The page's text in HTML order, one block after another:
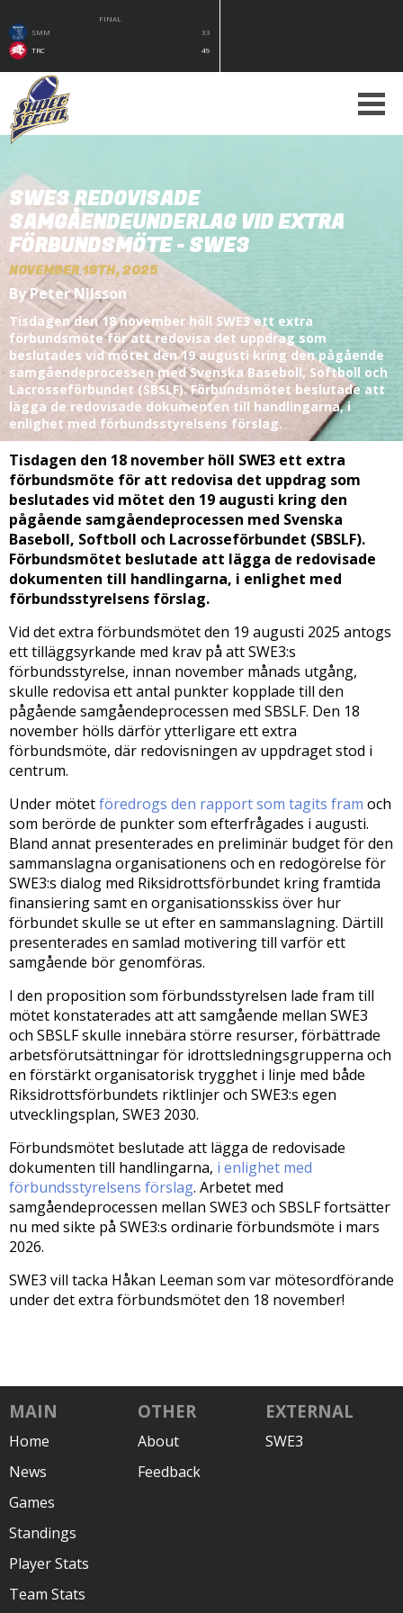
FINAL
SMM
33
TRC
49
SWE3 REDOVISADE
SAMGÅENDEUNDERLAG VID EXTRA
FÖRBUNDSMÖTE - SWE3
NOVEMBER 19TH, 2025
By Peter Nilsson
Tisdagen den 18 november höll SWE3 ett extra
förbundsmöte för att redovisa det uppdrag som
beslutades vid mötet den 19 augusti kring den pågående
samgåendeprocessen med Svenska Baseboll, Softboll och
Lacrosseförbundet (SBSLF). Förbundsmötet beslutade att
lägga de redovisade dokumenten till handlingarna, i
enlighet med förbundsstyrelsens förslag.
Tisdagen den 18 november höll SWE3 ett extra
förbundsmöte för att redovisa det uppdrag som
beslutades vid mötet den 19 augusti kring den
pågående samgåendeprocessen med Svenska
Baseboll, Softboll och Lacrosseförbundet (SBSLF).
Förbundsmötet beslutade att lägga de redovisade
dokumenten till handlingarna, i enlighet med
förbundsstyrelsens förslag.
Vid det extra förbundsmötet den 19 augusti 2025 antogs
ett tilläggsyrkande med krav på att SWE3:s
förbundsstyrelse, innan november månads utgång,
skulle redovisa ett antal punkter kopplade till den
pågående samgåendeprocessen med SBSLF. Den 18
november hölls därför ytterligare ett extra
förbundsmöte, där redovisningen av uppdraget stod i
centrum.
Under mötetföredrogs den rapport som tagits fram och
som berörde de punkter som efterfrågades i augusti.
Bland annat presenterades en preliminär budget för den
sammanslagna organisationens och en redogörelse för
SWE3:s dialog med Riksidrottsförbundet kring framtida
finansiering samt en organisationsskiss över hur
förbundet skulle se ut efter en sammanslagning. Därtill
presenterades en samlad motivering till varför ett
samgående bör genomföras.
I den proposition som förbundsstyrelsen lade fram till
mötet konstaterades att att samgående mellan SWE3
och SBSLF skulle innebära större resurser, förbättrade
arbetsförutsättningar för idrottsledningsgrupperna och
en förstärkt organisatorisk trygghet i linje med både
Riksidrottsförbundets riktlinjer och SWE3:s egen
utvecklingsplan, SWE3 2030.
Förbundsmötet beslutade att lägga de redovisade
dokumenten till handlingarna, i enlighet med
förbundsstyrelsens förslag. Arbetet med
samgåendeprocessen mellan SWE3 och SBSLF fortsätter
nu med sikte på SWE3:s ordinarie förbundsmöte i mars
2026.
SWE3 vill tacka Håkan Leeman som var mötesordförande
under det extra förbundsmötet den 18 november!
MAIN
Home
News
Games
Standings
Player Stats
Team Stats
OTHER
About
Feedback
EXTERNAL
SWE3